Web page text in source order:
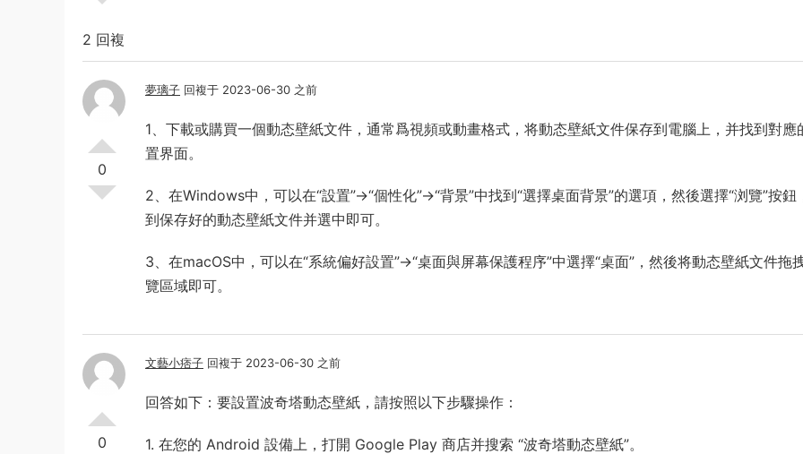
2 回複
0
夢璃子 回複于 2023-06-30 之前
1、下載或購買一個動态壁紙文件，通常爲視頻或動畫格式，将動态壁紙文件保存到電腦上，并找到對應
置界面。
2、在Windows中，可以在“設置”->“個性化”->“背景”中找到“選擇桌面背景”的選項，然後選擇“浏覽”按鈕
到保存好的動态壁紙文件并選中即可。
3、在macOS中，可以在“系統偏好設置”->“桌面與屏幕保護程序”中選擇“桌面”，然後将動态壁紙文件拖
覽區域即可。
0
文藝小痞子 回複于 2023-06-30 之前
回答如下：要設置波奇塔動态壁紙，請按照以下步驟操作：
1. 在您的 Android 設備上，打開 Google Play 商店并搜索 “波奇塔動态壁紙”。